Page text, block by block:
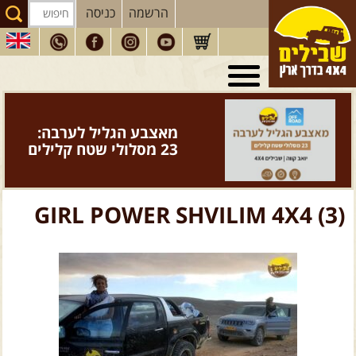
הרשמה כניסה
טיולי 4X4
בארץ
מסעות בעולם
טיוליםלרכב פנאי
הדרכותנהיגה
המדריכים שלנו
הירשמו לניוזלטר שבילים
הבלוג של יואב קווה
פודקאסט ג'יפאות
מאצבע הגליל לערבה:
23 מסלולי שטח קלילים
GIRL POWER SHVILIM 4X4 (3)